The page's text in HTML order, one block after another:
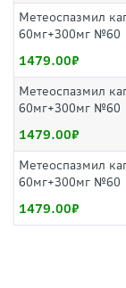
Метеоспазмил
60мг+300мг №60
1479.00
Метеоспазмил
60мг+300мг №60
1479.00
Метеоспазмил
60мг+300мг №60
1479.00